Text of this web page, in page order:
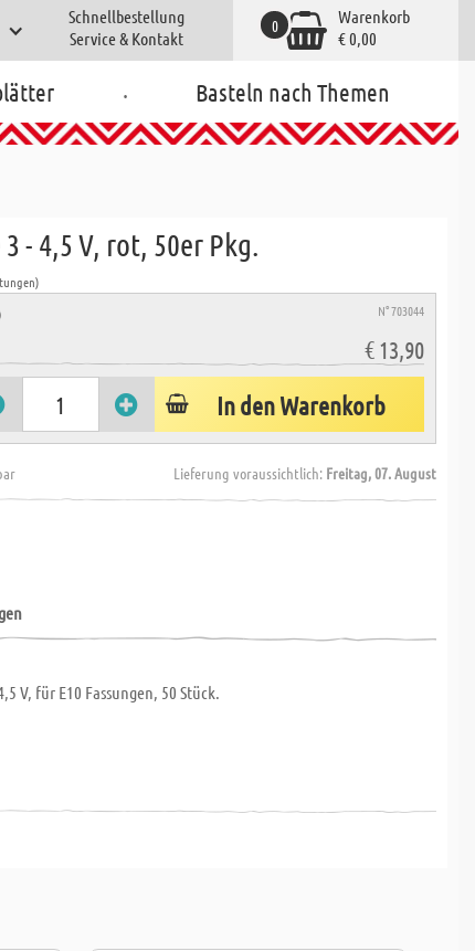
Schnellbestellung
Service & Kontakt
Warenkorb
€ 0,00
0
. Basteln nach Themen
- 4,5 V, rot, 50er Pkg.
N° 703044
€ 13,90
In den Warenkorb
Lieferung voraussichtlich: Freitag, 07. August
V, für E10 Fassungen, 50 Stück.